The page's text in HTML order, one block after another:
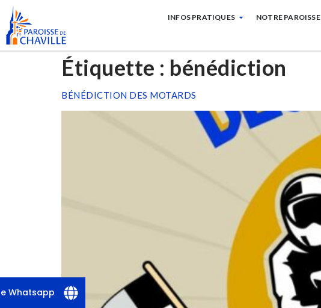
INFOS PRATIQUES NOTRE PAROISSE
Étiquette : bénédiction
BÉNÉDICTION DES MOTARDS
Whatsapp